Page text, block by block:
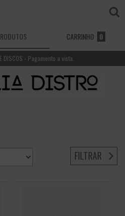
CARRINHO 0
DISCOS - Pagamento a vista.
FILTRAR